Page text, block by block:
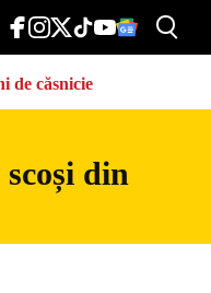
de căsnicie
din